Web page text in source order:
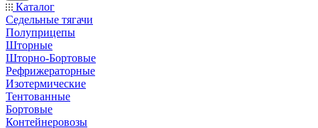
Каталог
Седельные тягачи
Полуприцепы
Шторные
Шторно-Бортовые
Рефрижераторные
Изотермические
Тентованные
Бортовые
Контейнеровозы